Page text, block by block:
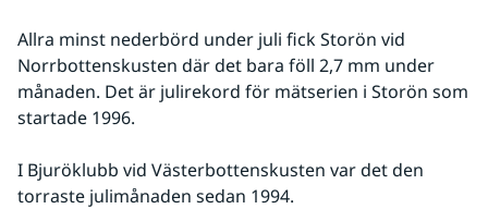
Allra minst nederbörd under juli fick Storön vid
Norrbottenskusten där det bara föll 2,7 mm under
månaden. Det är julirekord för mätserien i Storön som
startade 1996.
I Bjuröklubb vid Västerbottenskusten var det den
torraste julimånaden sedan 1994.